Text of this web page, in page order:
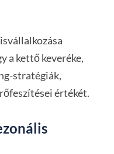
a kettő keveréke,
stratégiák,
értékét.